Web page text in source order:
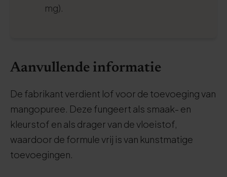
mg).
Aanvullende informatie
De fabrikant verdient lof voor de toevoeging van
mangopuree. Deze fungeert als smaak- en
kleurstof en als drager van de vloeistof,
waardoor de formule vrij is van kunstmatige
toevoegingen.